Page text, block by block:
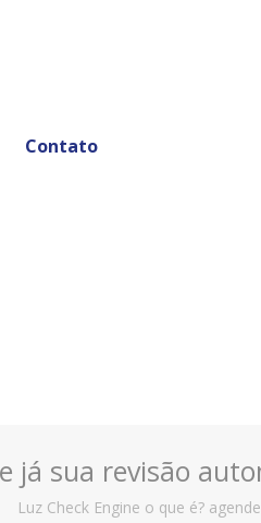
Contato
já sua revisão
Luz Check Engine o que é?